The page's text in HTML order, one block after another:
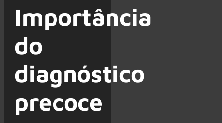
Importância
do
diagnóstico
precoce